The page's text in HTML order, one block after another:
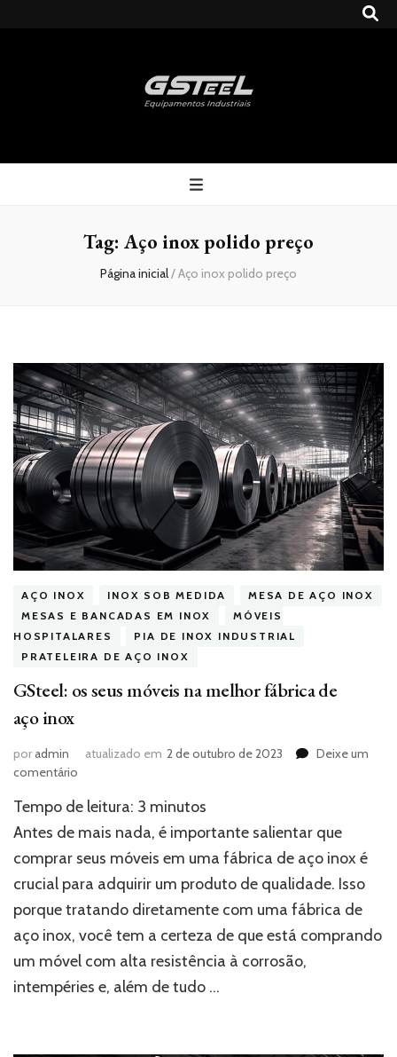
Gsteel
Tag: Aço inox polido preço
Página inicial/Aço inox polido preço
AÇO INOX INOX SOB MEDIDA
MESA DE AÇO INOX
MESAS E BANCADAS EM INOX
MÓVEIS
HOSPITALARES
PIA DE INOX INDUSTRIAL
PRATELEIRA DE AÇO INOX
GSteel: os seus móveis na melhor fábrica de
aço inox
poradmin atualizado em 2 de outubro de 2023
Deixe um
comentário
os
seus
na
melhor
fábrica
aço
inox
Tempo de leitura: 3 minutos
Antes de mais nada, é importante salientar que
comprar seus móveis em uma fábrica de aço inox é
crucial para adquirir um produto de qualidade. Isso
porque tratando diretamente com uma fábrica de
aço inox, você tem a certeza de que está comprando
um móvel com alta resistência à corrosão,
intempéries e, além de tudo …